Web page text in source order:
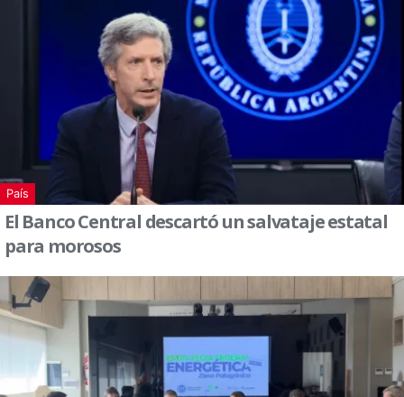
País
El Banco Central descartó un salvataje estatal
para morosos